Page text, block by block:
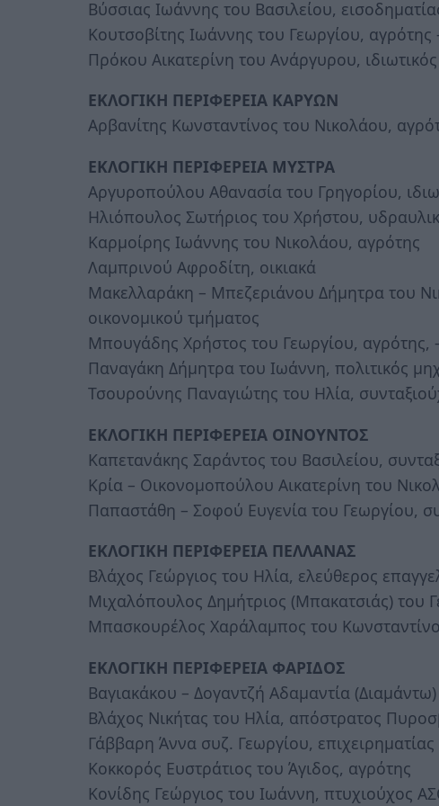
Βύσσιας Ιωάννης του Βασιλείου,
Κουτσοβίτης Ιωάννης του Γεωργίου,
Πρόκου Αικατερίνη του Ανάργυρου,
ΕΚΛΟΓΙΚΗ ΠΕΡΙΦΕΡΕΙΑ ΚΑΡΥΩΝ
Αρβανίτης Κωνσταντίνος του Νικολάου,
ΕΚΛΟΓΙΚΗ ΠΕΡΙΦΕΡΕΙΑ ΜΥΣΤΡΑ
Αργυροπούλου Αθανασία του Γρηγορίου,
Ηλιόπουλος Σωτήριος του Χρήστου,
Καρμοίρης Ιωάννης του Νικολάου, αγρότης
Λαμπρινού Αφροδίτη, οικιακά
Μακελλαράκη – Μπεζεριάνου Δήμητρα του
οικονομικού τμήματος
Μπουγάδης Χρήστος του Γεωργίου,
Παναγάκη Δήμητρα του Ιωάννη, πολιτικός
Τσουρούνης Παναγιώτης του Ηλία,
ΕΚΛΟΓΙΚΗ ΠΕΡΙΦΕΡΕΙΑ ΟΙΝΟΥΝΤΟΣ
Καπετανάκης Σαράντος του Βασιλείου,
Κρία – Οικονομοπούλου Αικατερίνη του
Παπαστάθη – Σοφού Ευγενία του Γεωργίου,
ΕΚΛΟΓΙΚΗ ΠΕΡΙΦΕΡΕΙΑ ΠΕΛΛΑΝΑΣ
Βλάχος Γεώργιος του Ηλία, ελεύθερος
Μιχαλόπουλος Δημήτριος (Μπακατσιάς) του
Μπασκουρέλος Χαράλαμπος του
ΕΚΛΟΓΙΚΗ ΠΕΡΙΦΕΡΕΙΑ ΦΑΡΙΔΟΣ
Βαγιακάκου – Δογαντζή Αδαμαντία
Βλάχος Νικήτας του Ηλία, απόστρατος
Γάββαρη Άννα συζ. Γεωργίου, επιχειρηματίας
Κοκκορός Ευστράτιος του Άγιδος, αγρότης
Κονίδης Γεώργιος του Ιωάννη, πτυχιούχος